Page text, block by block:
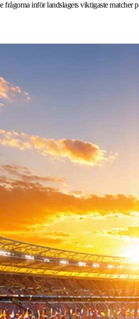
inför landslagets viktigaste matcher